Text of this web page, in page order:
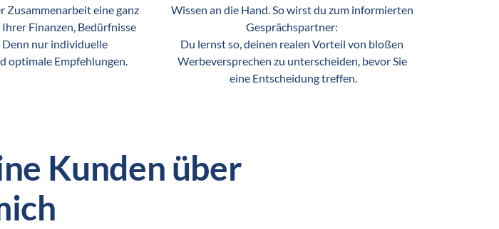
Zusammenarbeit eine ganz
Finanzen, Bedürfnisse
Denn nur individuelle
optimale Empfehlungen.
Wissen an die Hand. So wirst du zum informierten
Gesprächspartner:
Du lernst so, deinen realen Vorteil von bloßen
Werbeversprechen zu unterscheiden, bevor Sie
eine Entscheidung treffen.
Kunden über